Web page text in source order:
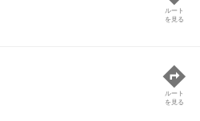
ルート
を見る
ルート
を見る